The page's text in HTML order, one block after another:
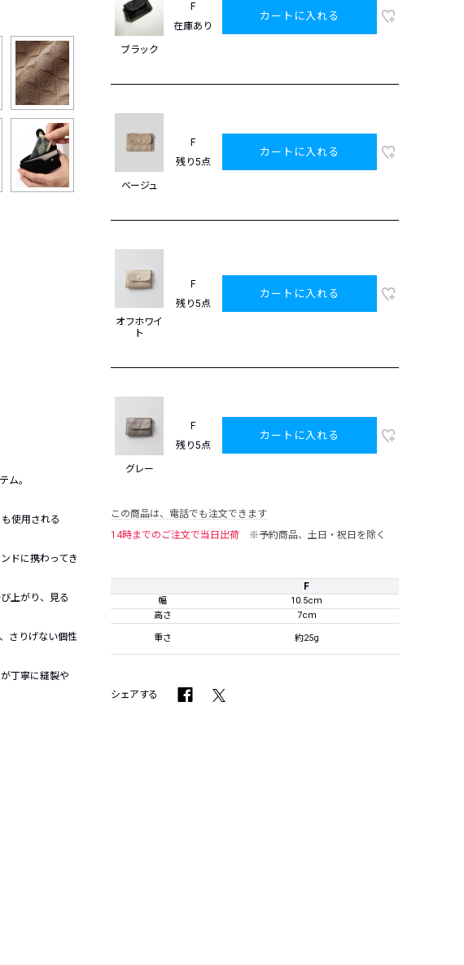
ム。
使用される
ドに携わってき
上がり、見る
さりげない個性
丁寧に縫製や
ブラック
F
在庫あり
カートに入れる
ベージュ
F
残り5点
カートに入れる
オフホワイ
ト
F
残り5点
カートに入れる
グレー
F
残り5点
カートに入れる
この商品は、電話でも注文できます
14時までのご注文で当日出荷
※予約商品、土日・祝日を除く
F
幅
10.5cm
高さ
7cm
重さ 約25g
シェアする